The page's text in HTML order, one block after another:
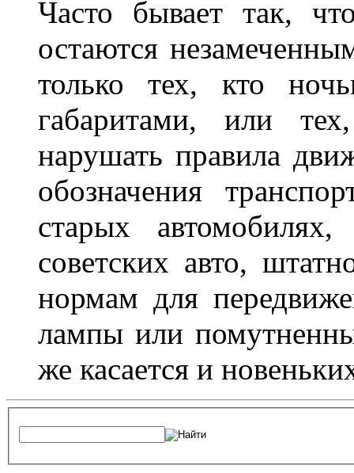
Часто бывает так,
остаются
только тех, кто
габаритами, или
нарушать правила
обозначения
старых
советских авто,
нормам для
лампы или
же касается и